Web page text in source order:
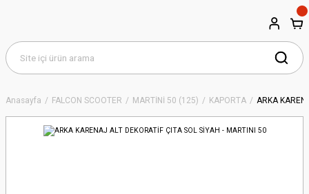
Anasayfa FALCON SCOOTER MARTİNİ 50 (125) KAPORTA ARKA